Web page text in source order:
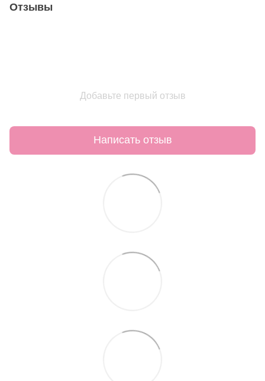
Отзывы
Добавьте первый отзыв
Написать отзыв